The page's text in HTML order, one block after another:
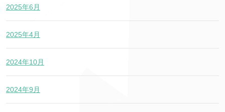
2025年6月
2025年4月
2024年10月
2024年9月